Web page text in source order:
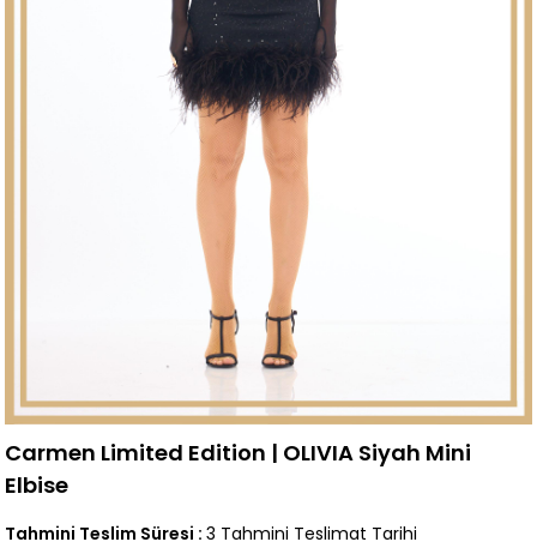
Carmen Limited Edition | OLIVIA Siyah Mini
Elbise
Tahmini Teslim Süresi : 3 Tahmini Teslimat Tarihi